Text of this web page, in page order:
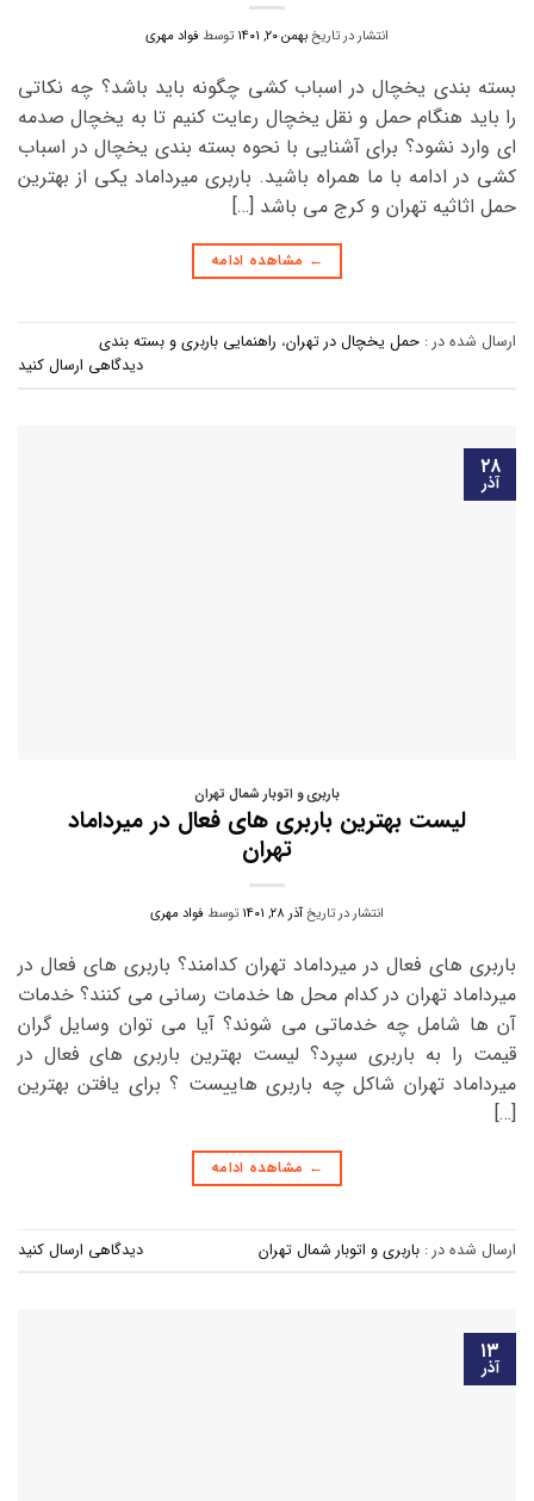
انتشار در تاریخبهمن ۲۰, ۱۴۰۱ توسط فواد مهری
بسته بندی یخچال در اسباب کشی چگونه باید باشد؟ چه نکاتی
را باید هنگام حمل و نقل یخچال رعایت کنیم تا به یخچال صدمه
ای وارد نشود؟ برای آشنایی با نحوه بسته بندی یخچال در اسباب
کشی در ادامه با ما همراه باشید. باربری میرداماد یکی از بهترین
حمل اثاثیه تهران و کرج می باشد […]
← مشاهده ادامه
ارسال شده در : حمل یخچال در تهران، راهنمایی باربری و بسته بندی
دیدگاهی ارسال کنید
۲۸
آذر
باربری و اتوبار شمال تهران
لیست بهترین باربری های فعال در میرداماد
تهران
انتشار در تاریخآذر ۲۸, ۱۴۰۱ توسط فواد مهری
باربری های فعال در میرداماد تهران کدامند؟ باربری های فعال در
میرداماد تهران در کدام محل ها خدمات رسانی می کنند؟ خدمات
آن ها شامل چه خدماتی می شوند؟ آیا می توان وسایل گران
قیمت را به باربری سپرد؟ لیست بهترین باربری های فعال در
میرداماد تهران شاکل چه باربری هاییست ؟ برای یافتن بهترین
[…]
← مشاهده ادامه
ارسال شده در : باربری و اتوبار شمال تهران دیدگاهی ارسال کنید
۱۳
آذر